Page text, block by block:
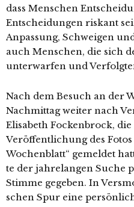
dass Menschen
Entscheidungen ris­kant
Anpassung, Schweigen
auch Menschen, die sich
unter­war­fen und
Nach dem Besuch an der
Nachmittag wei­ter nach
Elisabeth Fockenbrock,
Veröffentlichung des
Wochenblatt“ gemel­det
te der jah­re­lan­gen Suche
Stimme gege­ben. In
schen Spur eine